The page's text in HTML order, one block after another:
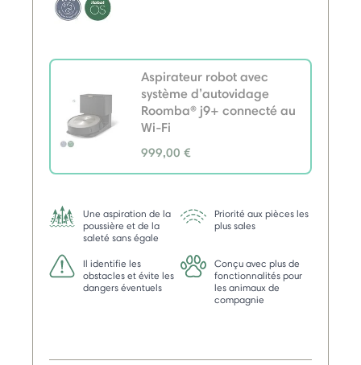
Aspirateur robot avec
système d’autovidage
Roomba® j9+ connecté au
Wi-Fi
999,00 €
selected
Une aspiration de la
poussière et de la
saleté sans égale
Priorité aux pièces les
plus sales
Il identifie les
obstacles et évite les
dangers éventuels
Conçu avec plus de
fonctionnalités pour
les animaux de
compagnie